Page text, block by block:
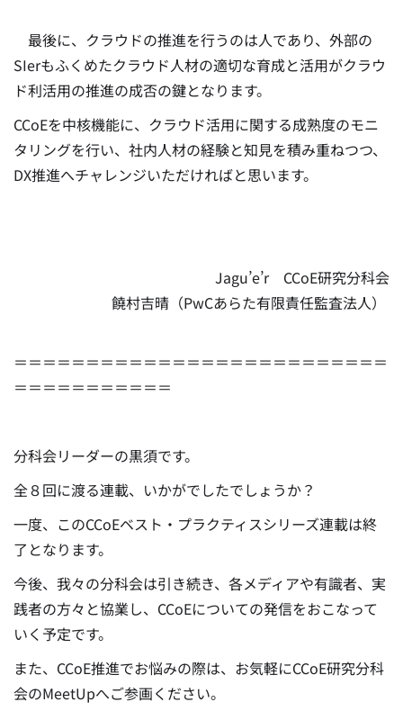
最後に、クラウドの推進を行うのは人であり、外部の
SIerもふくめたクラウド人材の適切な育成と活用がクラウ
ド利活用の推進の成否の鍵となります。
CCoEを中核機能に、クラウド活用に関する成熟度のモニ
タリングを行い、社内人材の経験と知見を積み重ねつつ、
DX推進へチャレンジいただければと思います。
Jagu’e’r CCoE研究分科会
饒村吉晴（PwCあらた有限責任監査法人）
＝＝＝＝＝＝＝＝＝＝＝＝＝＝＝＝＝＝＝＝＝＝＝＝＝＝
＝＝＝＝＝＝＝＝＝＝＝
分科会リーダーの黒須です。
全８回に渡る連載、いかがでしたでしょうか？
一度、このCCoEベスト・プラクティスシリーズ連載は終
了となります。
今後、我々の分科会は引き続き、各メディアや有識者、実
践者の方々と協業し、CCoEについての発信をおこなって
いく予定です。
また、CCoE推進でお悩みの際は、お気軽にCCoE研究分科
会のMeetUpへご参画ください。